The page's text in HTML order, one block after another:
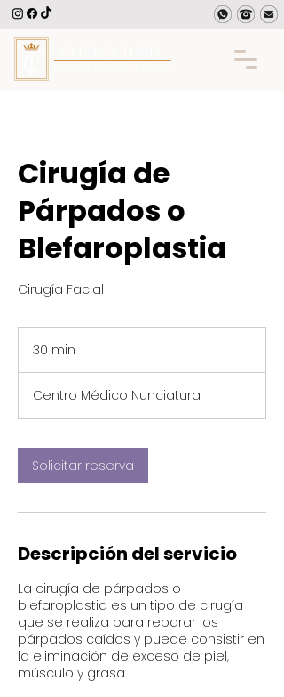
Cirugía de
Párpados o
Blefaroplastia
Cirugía Facial
30 min
m
i
Centro Médico Nunciatura
Solicitar reserva
Descripción del servicio
La cirugía de párpados o
blefaroplastia es un tipo de cirugía
que se realiza para reparar los
párpados caídos y puede consistir en
la eliminación de exceso de piel,
músculo y grasa.